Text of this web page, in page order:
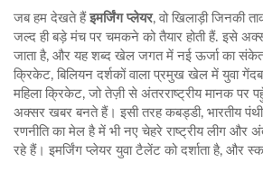
जब हम देखते हैं इमर्जिंग प्लेयर, वो खिलाड़ी जिनकी
जल्द ही बड़े मंच पर चमकने को तैयार होती हैं. इसे
जाता है, और यह शब्द खेल जगत में नई ऊर्जा का संकेत
क्रिकेट, बिलियन दर्शकों वाला प्रमुख खेल में युवा
महिला क्रिकेट, जो तेज़ी से अंतरराष्ट्रीय मानक पर
अक्सर खबर बनते हैं। इसी तरह कबड्डी, भारतीय
रणनीति का मेल हैमें भी नए चेहरे राष्ट्रीय लीग और
रहे हैं। इमर्जिंग प्लेयर युवा टैलेंट को दर्शाता है, और